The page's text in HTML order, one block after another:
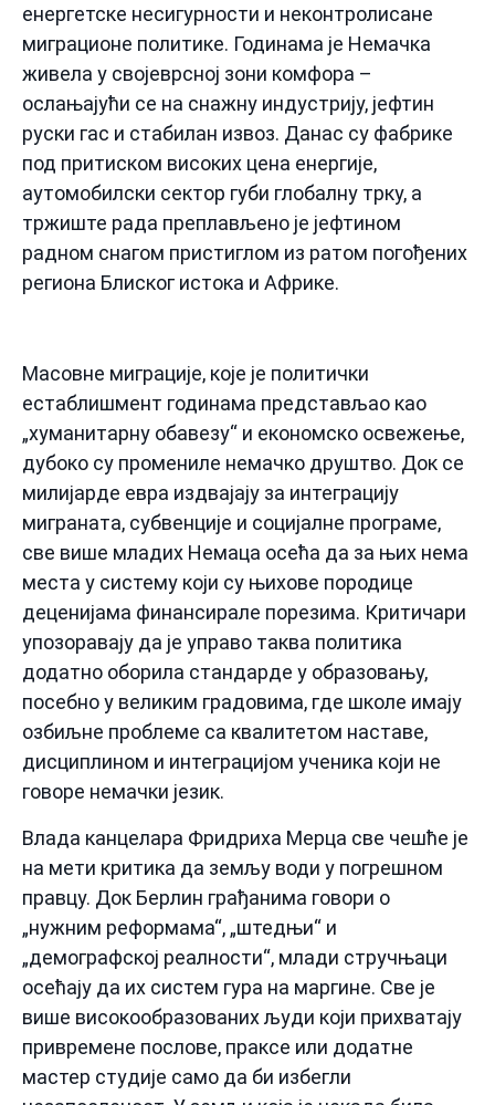
енергетске несигурности и неконтролисане
миграционе политике. Годинама је Немачка
живела у својеврсној зони комфора –
ослањајући се на снажну индустрију, јефтин
руски гас и стабилан извоз. Данас су фабрике
под притиском високих цена енергије,
аутомобилски сектор губи глобалну трку, а
тржиште рада преплављено је јефтином
радном снагом пристиглом из ратом погођених
региона Блиског истока и Африке.
Масовне миграције, које је политички
естаблишмент годинама представљао као
„хуманитарну обавезу“ и економско освежење,
дубоко су промениле немачко друштво. Док се
милијарде евра издвајају за интеграцију
миграната, субвенције и социјалне програме,
све више младих Немаца осећа да за њих нема
места у систему који су њихове породице
деценијама финансирале порезима. Критичари
упозоравају да је управо таква политика
додатно оборила стандарде у образовању,
посебно у великим градовима, где школе имају
озбиљне проблеме са квалитетом наставе,
дисциплином и интеграцијом ученика који не
говоре немачки језик.
Влада канцелара Фридриха Мерца све чешће је
на мети критика да земљу води у погрешном
правцу. Док Берлин грађанима говори о
„нужним реформама“, „штедњи“ и
„демографској реалности“, млади стручњаци
осећају да их систем гура на маргине. Све је
више високообразованих људи који прихватају
привремене послове, праксе или додатне
мастер студије само да би избегли